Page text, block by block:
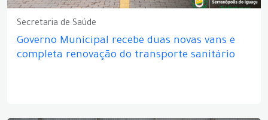
Secretaria de Saúde
Governo Municipal recebe duas novas vans e
completa renovação do transporte sanitário